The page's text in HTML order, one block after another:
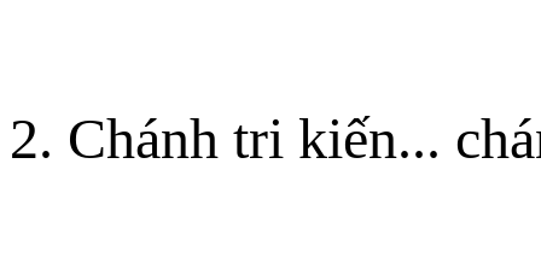
2. Chánh tri kiến...